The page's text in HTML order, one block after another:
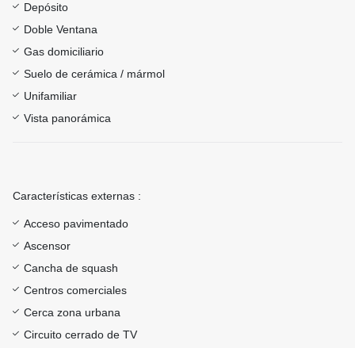
Depósito
Doble Ventana
Gas domiciliario
Suelo de cerámica / mármol
Unifamiliar
Vista panorámica
Características externas :
Acceso pavimentado
Ascensor
Cancha de squash
Centros comerciales
Cerca zona urbana
Circuito cerrado de TV